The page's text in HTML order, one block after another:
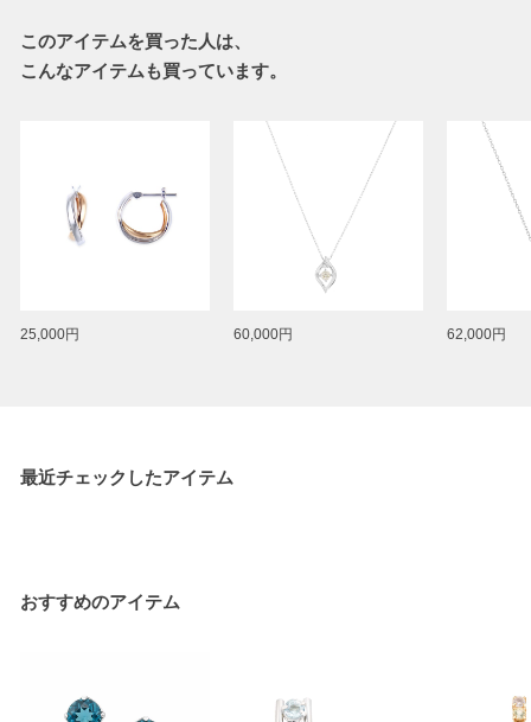
このアイテムを買った人は、
こんなアイテムも買っています。
25,000円 60,000円 62,000円
最近チェックしたアイテム
おすすめのアイテム